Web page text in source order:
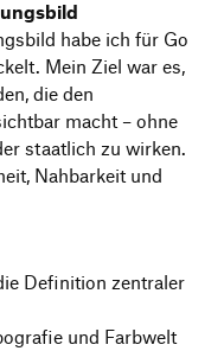
habe ich für Go
Mein Ziel war es,
die den
macht – ohne
staatlich zu wirken.
Nahbarkeit und
Definition zentraler
und Farbwelt